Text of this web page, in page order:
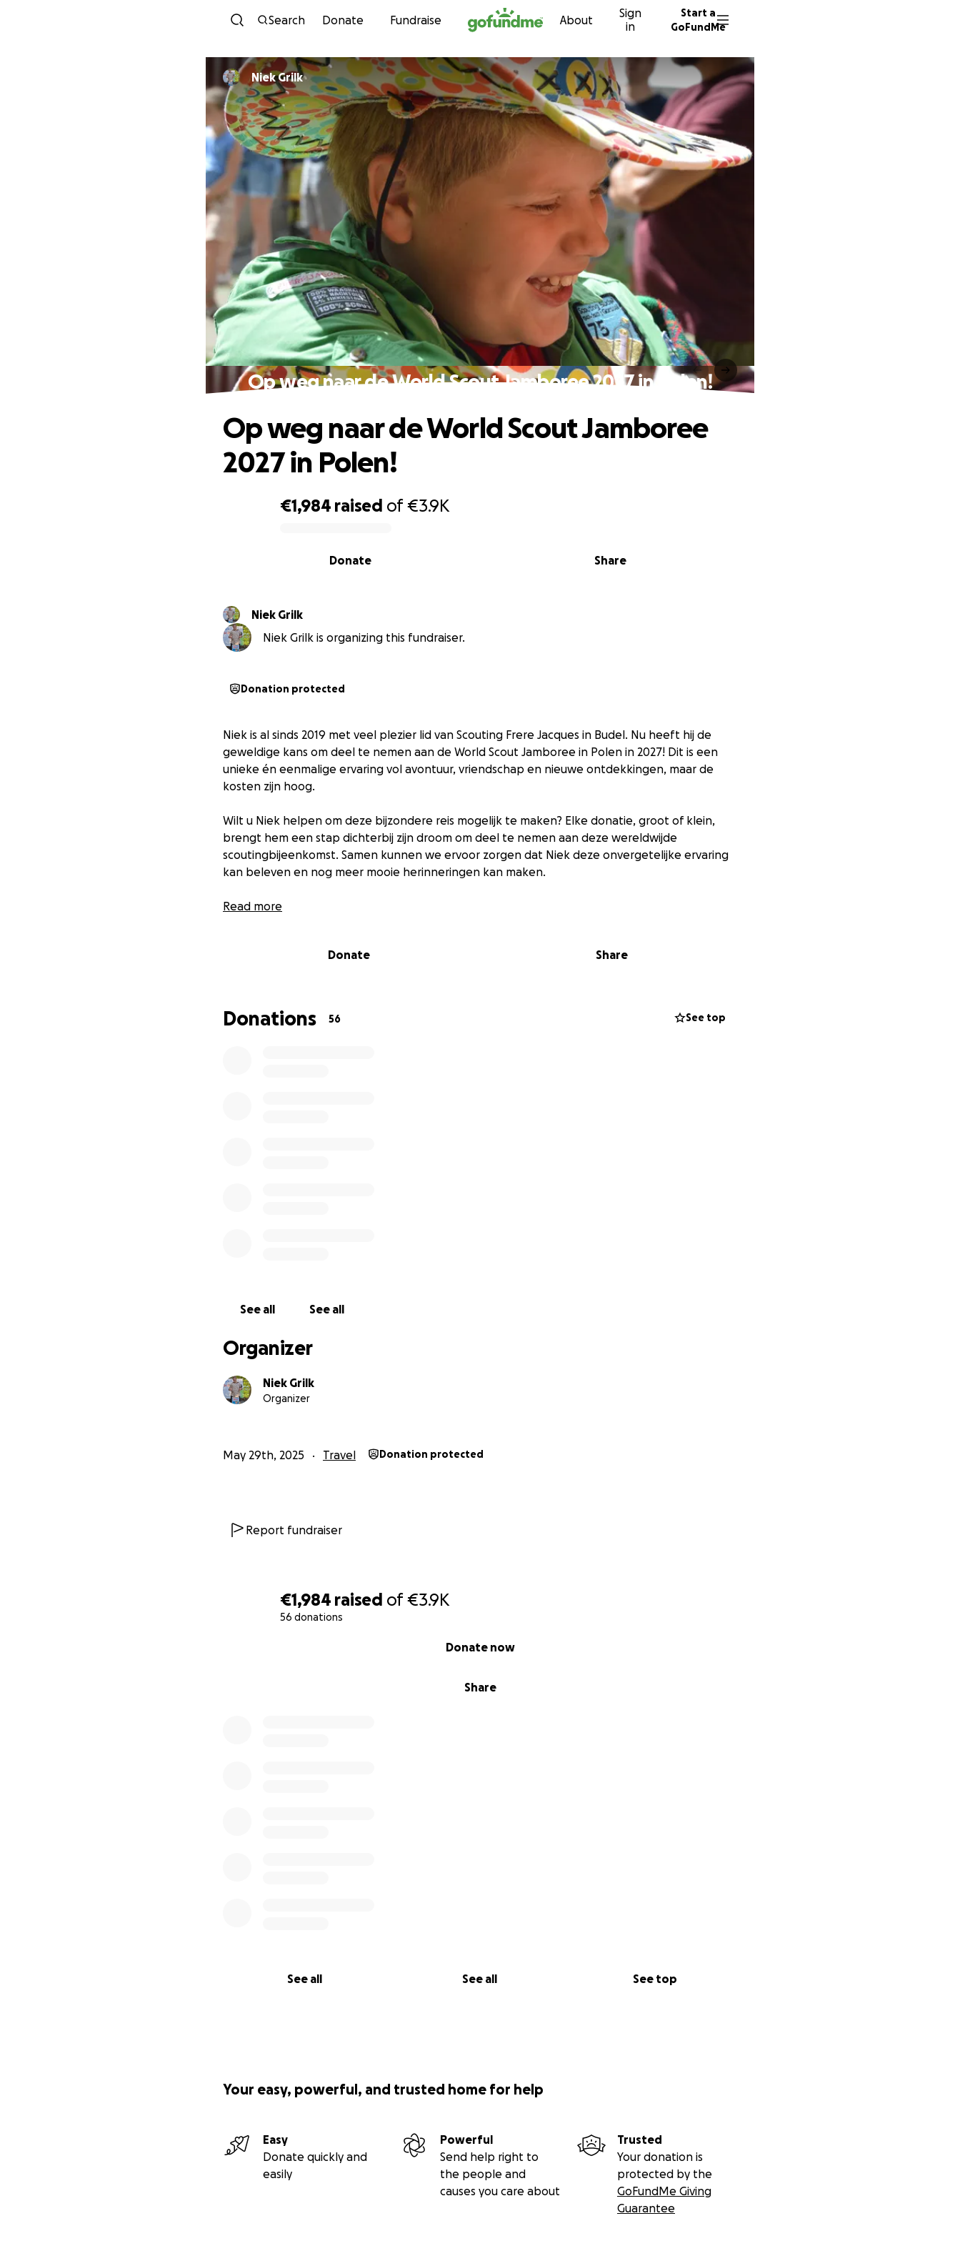
Skip to content
Search Donate Fundraise About
Sign
in
Start a
GoFundMe
€1,984 raised of€3.9K
56 donations
Share
Donate now
See all See all See top
Niek Grilk
Op weg naar de World Scout Jamboree 2027 in Polen!
€1,984 raised of€3.9K
Share
Donate
Op weg naar de World Scout Jamboree
2027 in Polen!
Niek Grilk
Niek Grilk is organizing this fundraiser.
Donation protected
Niek is al sinds 2019 met veel plezier lid van Scouting Frere Jacques in Budel. Nu heeft hij de
geweldige kans om deel te nemen aan de World Scout Jamboree in Polen in 2027! Dit is een
unieke én eenmalige ervaring vol avontuur, vriendschap en nieuwe ontdekkingen, maar de
kosten zijn hoog.
Wilt u Niek helpen om deze bijzondere reis mogelijk te maken? Elke donatie, groot of klein,
brengt hem een stap dichterbij zijn droom om deel te nemen aan deze wereldwijde
scoutingbijeenkomst. Samen kunnen we ervoor zorgen dat Niek deze onvergetelijke ervaring
kan beleven en nog meer mooie herinneringen kan maken.
Alvast heel erg bedankt voor uw steun en betrokkenheid!
plaatsvindt. Het is een bijeenkomst van tienduizenden scouts in de leeftijd van 14 t/m 17 jaar uit
evenement dus maar één keer meemaken.
Read more
Donate Share
Donations 56 See top
See all See all
Organizer
Niek Grilk
Organizer
May 29th, 2025 Travel Donation protected
Report fundraiser
Your easy, powerful, and trusted home for help
Easy
Donate quickly and
easily
Powerful
Send help right to
the people and
causes you care about
Trusted
Your donation is
protected by the
GoFundMe Giving
Guarantee